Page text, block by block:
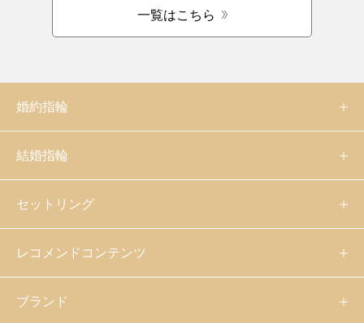
一覧はこちら
婚約指輪
結婚指輪
セットリング
レコメンドコンテンツ
ブランド